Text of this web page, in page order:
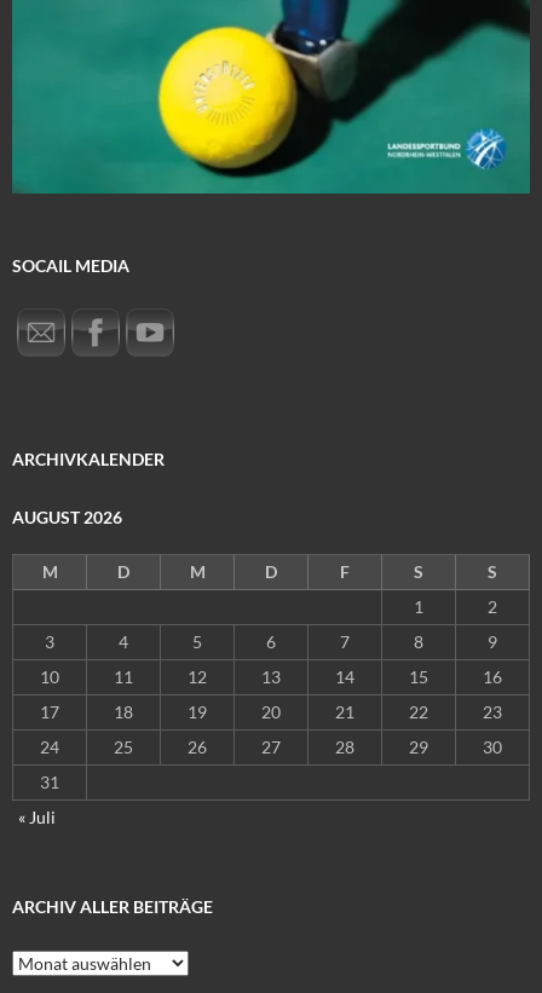
SOCAIL MEDIA
ARCHIVKALENDER
AUGUST 2026
M D M D F S
S
1
2
3
4 5 6 7 8
9
10
11 12 13 14 15
16
17
18 19 20 21 22
23
24
25 26 27 28 29
30
31
« Juli
ARCHIV ALLER BEITRÄGE
Archiv
aller